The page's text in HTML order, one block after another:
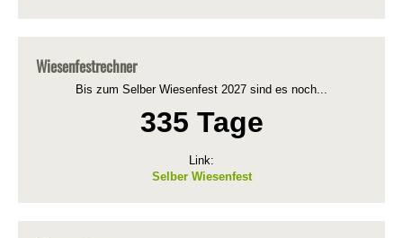
Wiesenfestrechner
Bis zum Selber Wiesenfest 2027 sind es noch...
335 Tage
Link:
Selber Wiesenfest